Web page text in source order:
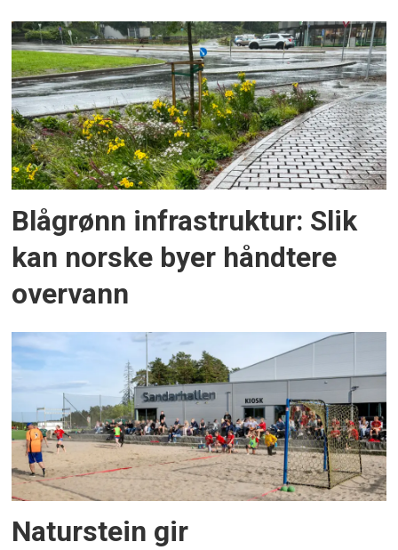
Blågrønn infrastruktur: Slik
kan norske byer håndtere
overvann
Naturstein gir